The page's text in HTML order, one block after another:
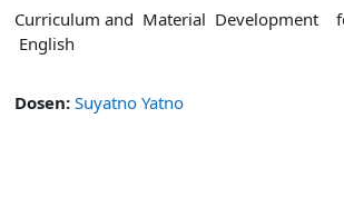
Curriculum and Material Development
English
Dosen: Suyatno Yatno